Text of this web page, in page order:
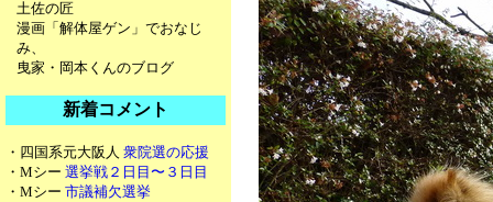
土佐の匠
漫画「解体屋ゲン」でおなじ
み、
曳家・岡本くんのブログ
新着コメント
・四国系元大阪人 衆院選の応援
・Mシー 選挙戦２日目〜３日目
・Mシー 市議補欠選挙